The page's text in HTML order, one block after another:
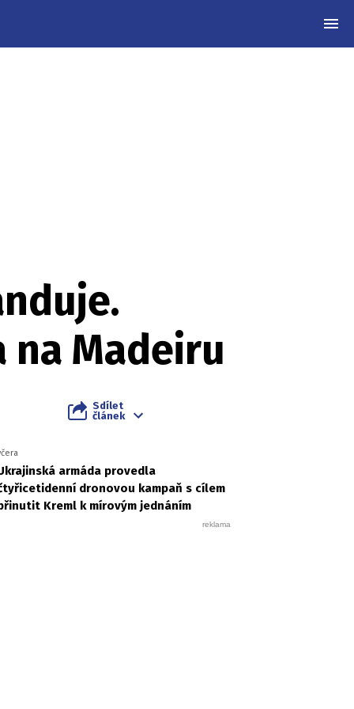
na Madeiru
Sdílet
článek
armáda provedla
dronovou kampaň s cílem
Kreml k mírovým jednáním